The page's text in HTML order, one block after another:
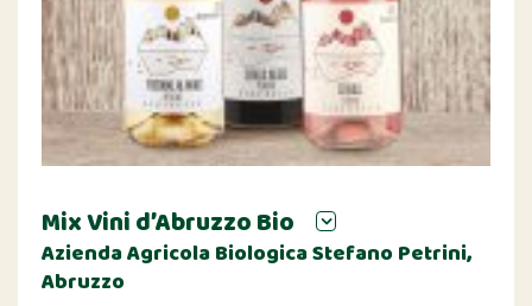
Mix Vini d’Abruzzo Bio
Azienda Agricola Biologica Stefano Petrini,
Abruzzo